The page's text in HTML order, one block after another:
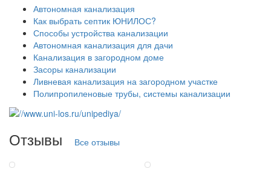
Автономная канализация
Как выбрать септик ЮНИЛОС?
Способы устройства канализации
Автономная канализация для дачи
Канализация в загородном доме
Засоры канализации
Ливневая канализация на загородном участке
Полипропиленовые трубы, системы канализации
Отзывы Все отзывы